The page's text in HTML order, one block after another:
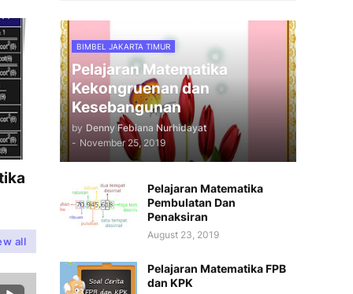
all
BIMBEL JAKARTA TIMUR
Pelajaran Matematika
Kekongruenan dan
Kesebangunan
by Denny Febiana Nurhidayat
- November 25, 2019
Pelajaran Matematika
Pembulatan Dan
Penaksiran
August 23, 2019
Pelajaran Matematika FPB
dan KPK